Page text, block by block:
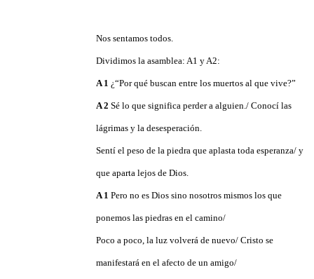
Nos sentamos todos.
Dividimos la asamblea: A1 y A2:
A 1 ¿“Por qué buscan entre los muertos al que vive?”
A 2 Sé lo que significa perder a alguien./ Conocí las
lágrimas y la desesperación.
Sentí el peso de la piedra que aplasta toda esperanza/ y
que aparta lejos de Dios.
A 1 Pero no es Dios sino nosotros mismos los que
ponemos las piedras en el camino/
Poco a poco, la luz volverá de nuevo/ Cristo se
manifestará en el afecto de un amigo/